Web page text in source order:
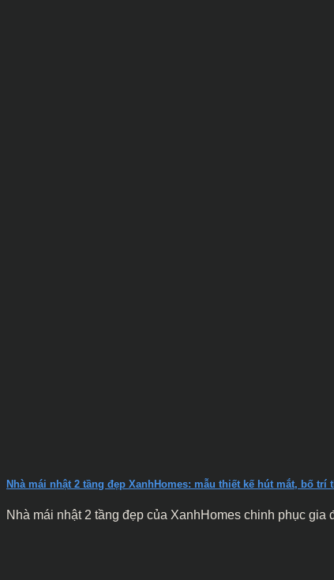
Nhà mái nhật 2 tầng đẹp XanhHomes: mẫu thiết kế hút mắt, bố
Nhà mái nhật 2 tầng đẹp của XanhHomes chinh phục gia